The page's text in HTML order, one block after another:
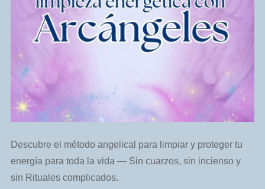
Descubre el método angelical para limpiar y proteger tu
energía para toda la vida — Sin cuarzos, sin incienso y
sin Rituales complicados.